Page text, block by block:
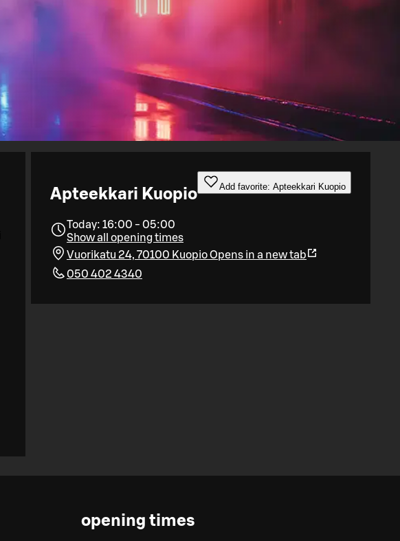
Apteekkari Kuopio Add favorite: Apteekkari Kuopio
Today: 16:00 - 05:00
Show all opening times
Vuorikatu 24, 70100 KuopioOpens in a new tab
050 402 4340
opening times